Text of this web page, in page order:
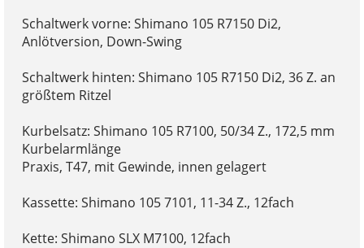
Schaltwerk vorne: Shimano 105 R7150 Di2,
Anlötversion, Down-Swing
Schaltwerk hinten: Shimano 105 R7150 Di2, 36 Z. an
größtem Ritzel
Kurbelsatz: Shimano 105 R7100, 50/34 Z., 172,5 mm
Kurbelarmlänge
Praxis, T47, mit Gewinde, innen gelagert
Kassette: Shimano 105 7101, 11-34 Z., 12fach
Kette: Shimano SLX M7100, 12fach